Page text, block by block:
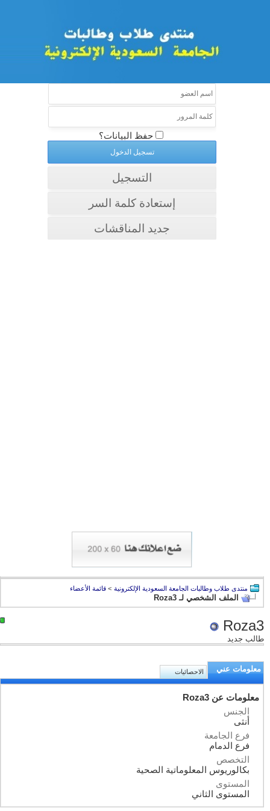
حفظ البيانات؟
التسجيل
إستعادة كلمة السر
جديد المناقشات
منتدى طلاب وطالبات الجامعة السعودية الإلكترونية > قائمة الأعضاء
الملف الشخصي لـ Roza3
Roza3
طالب جديد
معلومات عني الاحصائيات
معلومات عن Roza3
الجنس
أنثى
فرع الجامعة
فرع الدمام
التخصص
بكالوريوس المعلوماتية الصحية
المستوى
المستوى الثاني